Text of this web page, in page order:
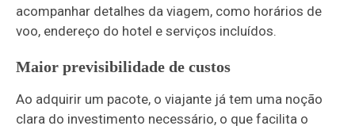
acompanhar detalhes da viagem, como horários de
voo, endereço do hotel e serviços incluídos.
Maior previsibilidade de custos
Ao adquirir um pacote, o viajante já tem uma noção
clara do investimento necessário, o que facilita o